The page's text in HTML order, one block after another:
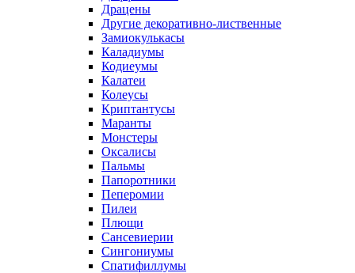
Драцены
Другие декоративно-лиственные
Замиокулькасы
Каладиумы
Кодиеумы
Калатеи
Колеусы
Криптантусы
Маранты
Монстеры
Оксалисы
Пальмы
Папоротники
Пеперомии
Пилеи
Плющи
Сансевиерии
Сингониумы
Спатифиллумы